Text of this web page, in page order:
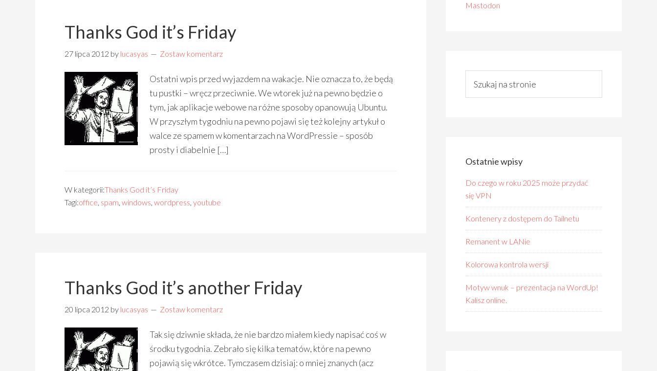
Thanks God it’s Friday
27 lipca 2012 by lucasyas Zostaw komentarz
Ostatni wpis przed wyjazdem na wakacje. Nie oznacza to, że będą
tu pustki – wręcz przeciwnie. We wtorek już na pewno będzie o
tym, jak aplikacje webowe na różne sposoby opanowują Ubuntu.
W przyszłym tygodniu na pewno pojawi się też kolejny artykuł o
walce ze spamem w komentarzach na WordPressie – sposób
prosty i diabelnie […]
W kategorii:Thanks God it’s Friday
Tagi:office, spam, windows, wordpress, youtube
Thanks God it’s another Friday
20 lipca 2012 by lucasyas Zostaw komentarz
Tak się dziwnie składa, że nie bardzo miałem kiedy napisać coś w
środku tygodnia. Zebrało się kilka tematów, które na pewno
pojawią się wkrótce. Tymczasem dzisiaj: o mniej znanych (acz
Mastodon
Ostatnie wpisy
Do czego w roku 2025 może przydać
się VPN
Kontenery z dostępem do Tailnetu
Remanent w LANie
Kolorowa kontrola wersji
Motyw wnuk – prezentacja na WordUp!
Kalisz online.